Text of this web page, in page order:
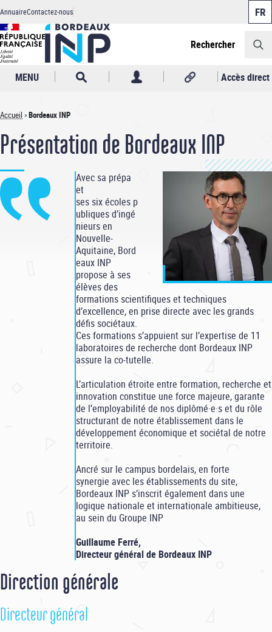
Aller
au
contenu
principal
Header
AnnuaireContactez-nous
Rechercher
MENU Accès direct
Fil
d'Ariane
Accueil Bordeaux INP
Présentation de Bordeaux INP
Avec sa prépa
et
ses six écoles p
ubliques d’ingé
nieurs en
Nouvelle-
Aquitaine, Bord
eaux INP
propose à ses
élèves des
formations scientifiques et techniques
d’excellence, en prise directe avec les grands
défis sociétaux.
Ces formations s’appuient sur l’expertise de 11
laboratoires de recherche dont Bordeaux INP
assure la co-tutelle.
L’articulation étroite entre formation, recherche et
innovation constitue une force majeure, garante
de l’employabilité de nos diplômé·e·s et du rôle
structurant de notre établissement dans le
développement économique et sociétal de notre
territoire.
Ancré sur le campus bordelais, en forte
synergie avec les établissements du site,
Bordeaux INP s’inscrit également dans une
logique nationale et internationale ambitieuse,
au sein du Groupe INP
Guillaume Ferré,
Directeur général de Bordeaux INP
Direction générale
Directeur général
Panneau de gestion des cookies